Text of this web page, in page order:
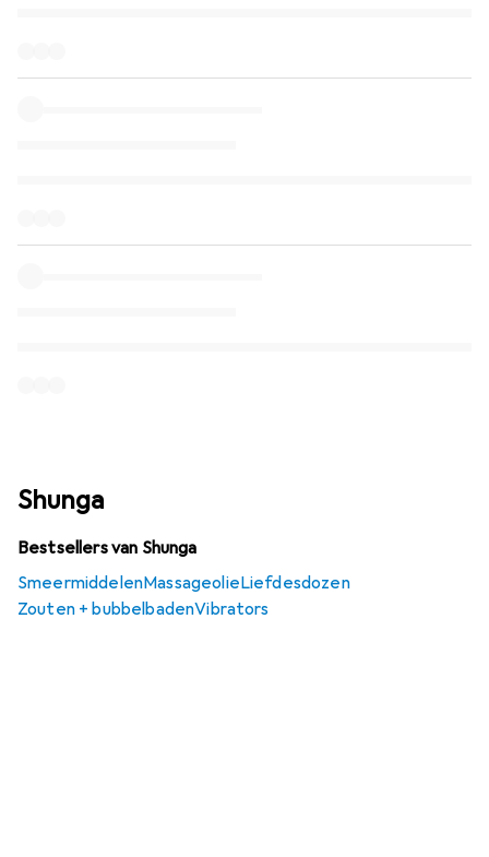
Shunga
Bestsellers van Shunga
SmeermiddelenMassageolieLiefdesdozen
Zouten + bubbelbadenVibrators